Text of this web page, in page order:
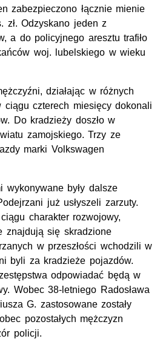
zabezpieczono łącznie mienie
zł. Odzyskano jeden z
a do policyjnego aresztu trafiło
woj. lubelskiego w wieku
działając w różnych
ciągu czterech miesięcy dokonali
Do kradzieży doszło w
zamojskiego. Trzy ze
marki Volkswagen
wykonywane były dalsze
już usłyszeli zarzuty.
charakter rozwojowy,
znajdują się skradzione
w przeszłości wchodzili w
byli za kradzieże pojazdów.
odpowiadać będą w
Wobec 38-letniego Radosława
G. zastosowane zostały
pozostałych mężczyzn
policji.